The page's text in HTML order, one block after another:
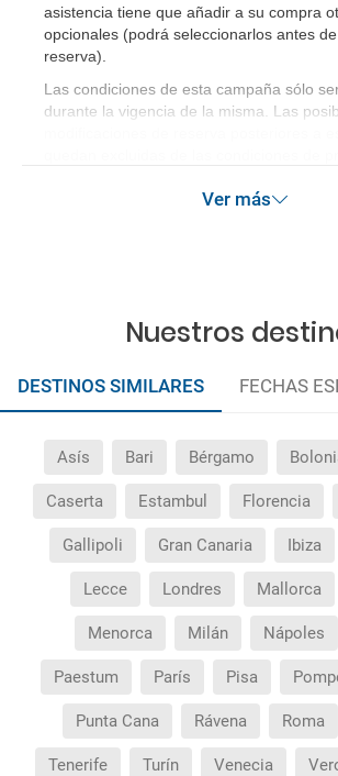
asistencia tiene que añadir a su compra
opcionales (podrá seleccionarlos antes
reserva)
Las condiciones de esta campaña sólo
durante la vigencia de la misma. Las
Ver más
Nuestros
DESTINOS SIMILARES FECHAS
Asís Bari Bérgamo
Caserta Estambul Florencia
Gallipoli Gran Canaria Ibiza
Lecce Londres Mallorca
Menorca Milán Nápoles
Paestum París Pisa
Punta Cana Rávena Roma
Tenerife Turín Venecia